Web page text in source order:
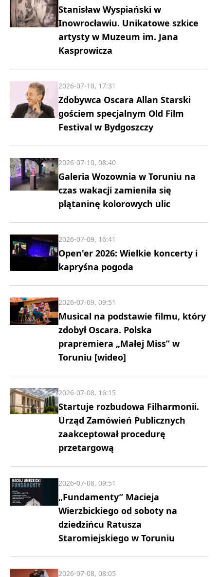
Stanisław Wyspiański w
Inowrocławiu. Unikatowe szkice
artysty w Muzeum im. Jana
Kasprowicza
Zdobywca Oscara Allan Starski
gościem specjalnym Old Film
Festival w Bydgoszczy
2026-07-10, 17:31
Galeria Wozownia w Toruniu na
czas wakacji zamieniła się
plątaninę kolorowych ulic
2026-07-10, 08:40
Open'er 2026: Wielkie koncerty i
kapryśna pogoda
2026-07-09, 16:41
Musical na podstawie filmu, który
zdobył Oscara. Polska
prapremiera „Małej Miss” w
Toruniu [wideo]
2026-07-09, 09:51
Startuje rozbudowa Filharmonii.
Urząd Zamówień Publicznych
zaakceptował procedurę
przetargową
2026-07-08, 16:15
„Fundamenty” Macieja
Wierzbickiego od soboty na
dziedzińcu Ratusza
Staromiejskiego w Toruniu
2026-07-08, 09:51
2026-07-08, 08:05